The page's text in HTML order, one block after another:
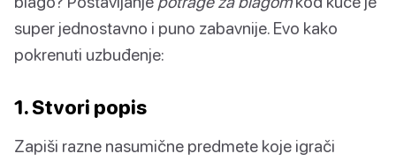
super jednostavno i puno zabavnije. Evo kako
pokrenuti uzbuđenje:
1. Stvori popis
Zapiši razne nasumične predmete koje igrači